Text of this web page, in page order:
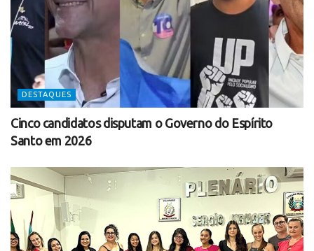
DESTAQUES
Cinco candidatos disputam o Governo do Espírito
Santo em 2026